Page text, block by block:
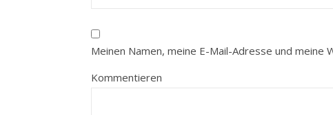
Meinen Namen, meine E-Mail-Adresse und
Kommentieren